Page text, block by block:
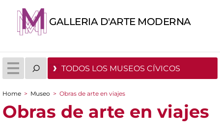
GALLERIA D'ARTE MODERNA
TODOS LOS MUSEOS CÍVICOS
You are here
Home > Museo > Obras de arte en viajes
Obras de arte en viajes